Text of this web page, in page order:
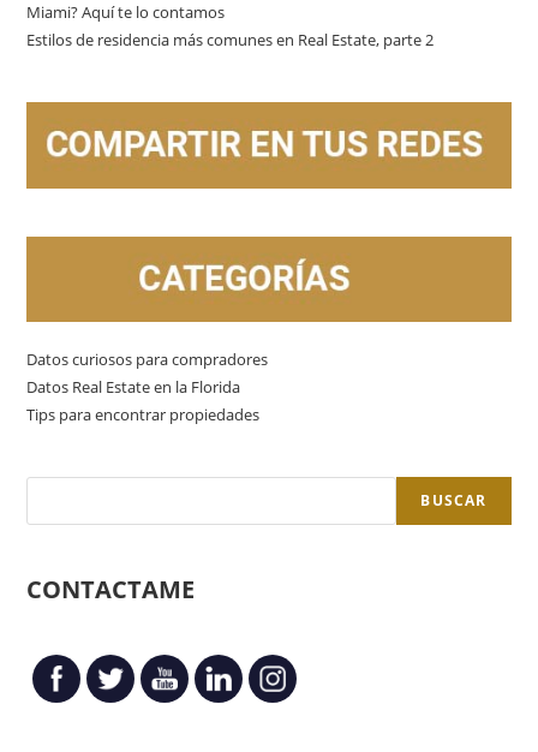
Miami? Aquí te lo contamos
Estilos de residencia más comunes en Real Estate, parte 2
Datos curiosos para compradores
Datos Real Estate en la Florida
Tips para encontrar propiedades
BUSCAR
CONTACTAME